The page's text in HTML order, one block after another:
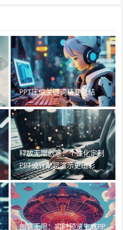
PPT压缩关键词精要总结
释放无限创意：个性化定制
PPT设计助您演示更出彩
创意无限：实时预览生成PP